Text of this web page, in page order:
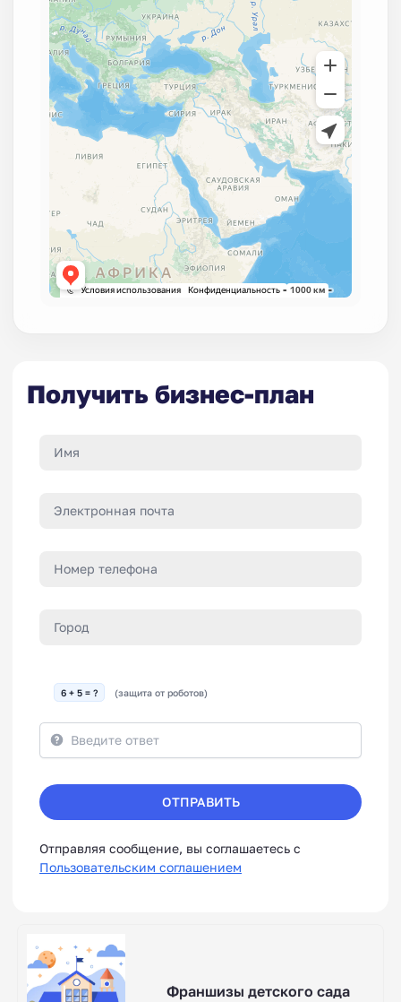
Получить бизнес-план
6 + 5 = ? (защита от роботов)
ОТПРАВИТЬ
Отправляя сообщение, вы соглашаетесь с
Пользовательским соглашением
Франшизы детского сада